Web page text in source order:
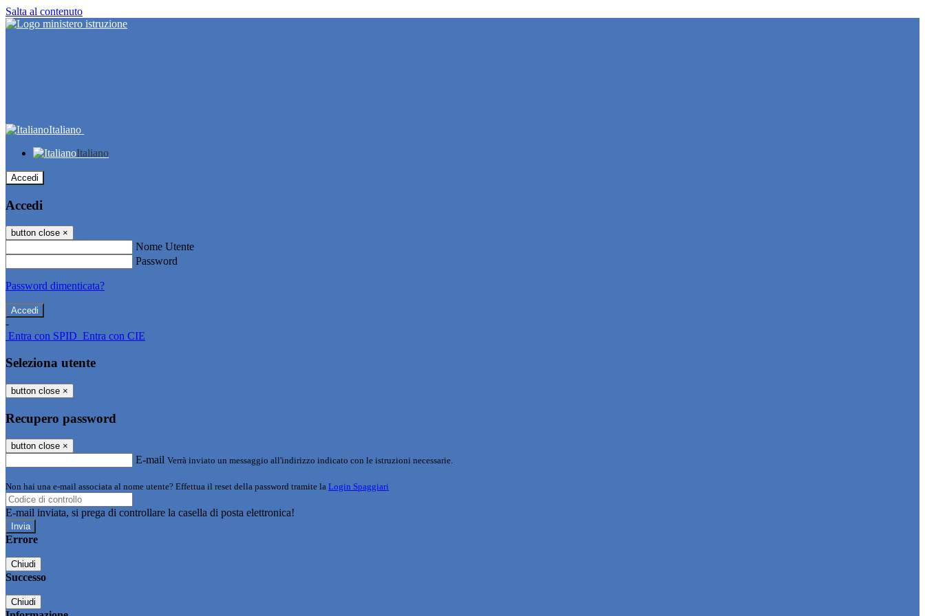
Salta al contenuto
Italiano
Italiano
Accedi
Accedi
button close ×
Nome Utente
Password
Password dimenticata?
-
Entra con SPID Entra con CIE
Seleziona utente
button close ×
Recupero password
button close ×
E-mail Verrà inviato un messaggio all'indirizzo indicato con le istruzioni necessarie.
Non hai una e-mail associata al nome utente? Effettua il reset della password tramite la Login Spaggiari
E-mail inviata, si prega di controllare la casella di posta elettronica!
Errore
Chiudi
Successo
Chiudi